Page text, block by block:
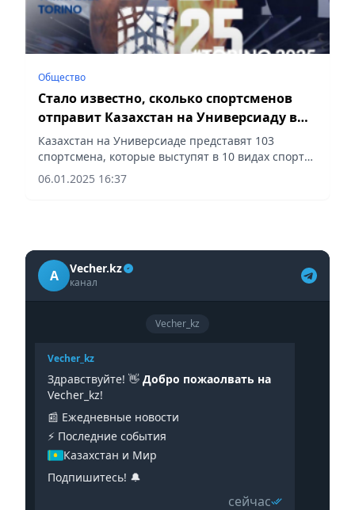
Общество
Стало известно, сколько спортсменов
отправит Казахстан на Универсиаду в
Турин
Казахстан на Универсиаде представят 103
спортсмена, которые выступят в 10 видах спорта,
сообщает Vecher.kz.
06.01.2025 16:37
A Vecher.kz
канал
Vecher_kz
Vecher_kz
Здравствуйте! 👋 Добро пожаолвать на
Vecher_kz!
📰 Ежедневные новости
⚡️ Последние события
Казахстан и Мир
Подпишитесь! 🔔
сейчас